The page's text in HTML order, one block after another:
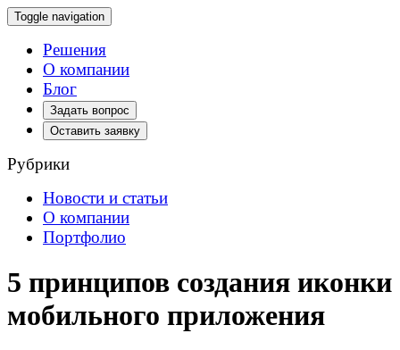
Toggle navigation
Решения
О компании
Блог
Задать вопрос
Оставить заявку
Рубрики
Новости и статьи
О компании
Портфолио
5 принципов создания иконки
мобильного приложения